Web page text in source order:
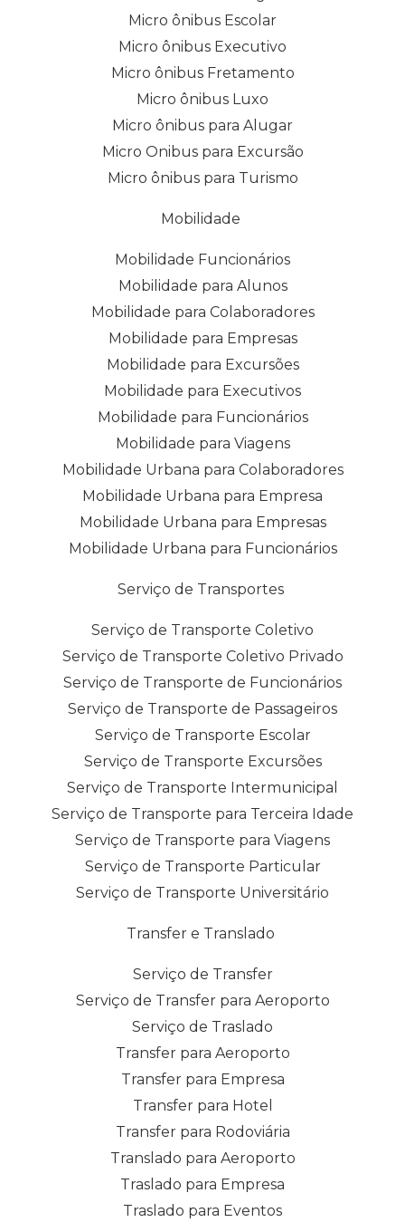
Micro ônibus Escolar
Micro ônibus Executivo
Micro ônibus Fretamento
Micro ônibus Luxo
Micro ônibus para Alugar
Micro Onibus para Excursão
Micro ônibus para Turismo
Mobilidade
Mobilidade Funcionários
Mobilidade para Alunos
Mobilidade para Colaboradores
Mobilidade para Empresas
Mobilidade para Excursões
Mobilidade para Executivos
Mobilidade para Funcionários
Mobilidade para Viagens
Mobilidade Urbana para Colaboradores
Mobilidade Urbana para Empresa
Mobilidade Urbana para Empresas
Mobilidade Urbana para Funcionários
Serviço de Transportes
Serviço de Transporte Coletivo
Serviço de Transporte Coletivo Privado
Serviço de Transporte de Funcionários
Serviço de Transporte de Passageiros
Serviço de Transporte Escolar
Serviço de Transporte Excursões
Serviço de Transporte Intermunicipal
Serviço de Transporte para Terceira Idade
Serviço de Transporte para Viagens
Serviço de Transporte Particular
Serviço de Transporte Universitário
Transfer e Translado
Serviço de Transfer
Serviço de Transfer para Aeroporto
Serviço de Traslado
Transfer para Aeroporto
Transfer para Empresa
Transfer para Hotel
Transfer para Rodoviária
Translado para Aeroporto
Traslado para Empresa
Traslado para Eventos